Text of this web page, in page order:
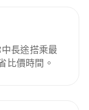
長途搭乘最
比價時間。